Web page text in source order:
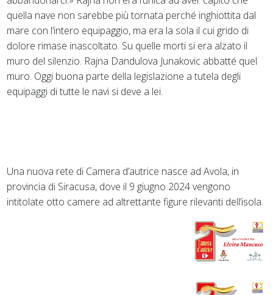
quella nave non sarebbe più tornata perché inghiottita dal
mare con l’intero equipaggio, ma era la sola il cui grido di
dolore rimase inascoltato. Su quelle morti si era alzato il
muro del silenzio. Rajna Dandulova Junakovic abbatté quel
muro. Oggi buona parte della legislazione a tutela degli
equipaggi di tutte le navi si deve a lei.
Una nuova rete di Camera d’autrice nasce ad Avola, in
provincia di Siracusa, dove il 9 giugno 2024 vengono
intitolate otto camere ad altrettante figure rilevanti dell’isola.